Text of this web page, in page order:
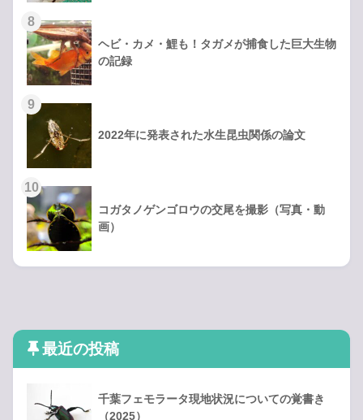
ヘビ・カメ・鯉も！タガメが捕食した巨大生物
の記録
2022年に発表された水生昆虫関係の論文
コガタノゲンゴロウの交尾を撮影（写真・動
画）
最近の投稿
千葉フェモラータ現地状況についての覚書き
（2025）